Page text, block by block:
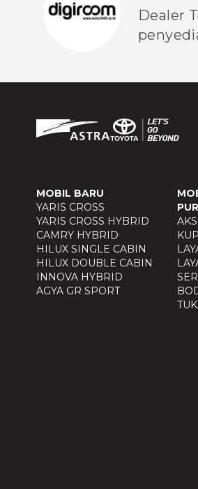
Dealer
MOBIL BARU
YARIS CROSS
YARIS CROSS HYBRID
CAMRY HYBRID
HILUX SINGLE CABIN
HILUX DOUBLE CABIN
INNOVA HYBRID
AGYA GR SPORT